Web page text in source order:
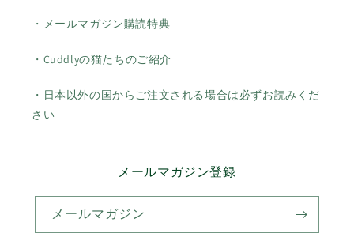
・メールマガジン購読特典
・Cuddlyの猫たちのご紹介
・日本以外の国からご注文される場合は必ずお読みくだ
さい
メールマガジン登録
メールマガジン